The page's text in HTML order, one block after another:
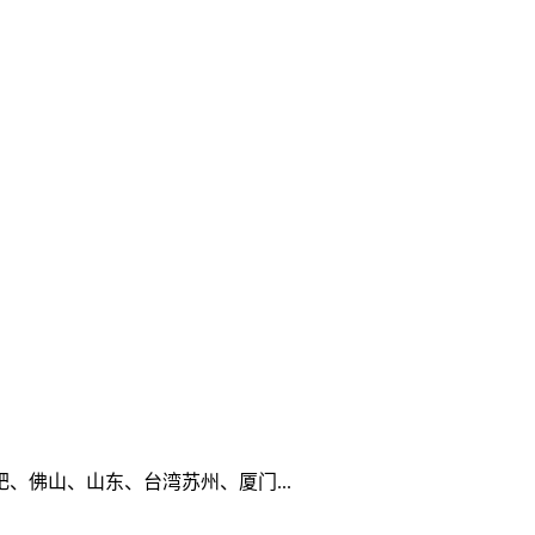
佛山、山东、台湾苏州、厦门...